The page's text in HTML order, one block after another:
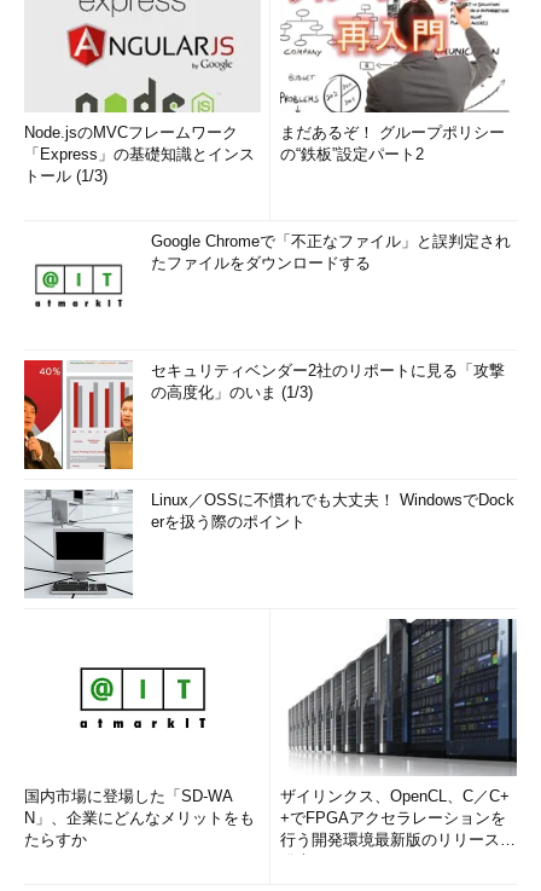
DestinationPath＜変換後ファイル名＞ .vhdx
Windows PowerShell用Hyper-Vモジュールをインストール
しておけば、PowerShellコマンドでVHD形式からVHDX形式
に変換できる。複数のVHDファイルを変換したいような場合
は、PowerShellコマンドを利用すると手早く行える。
（2）変換中は、画面のように処理状況がパーセント表示
で示される。
「-DeleteSource」オプションを付けると、VHDXファイルへ
の変換後、自動的にVHDファイルが削除される。また
PowerShellコマンドを使えば、ブロック・サイズを1M～
256Mbytesの間で変更できる（デフォルトでは動的ディスクが
32Mbytes、差分ディスクが2Mbytes）。そのほかのオプション
変換中、Hyper-Vプラットフォームを実行するPCのディスク
I/Oは、ほぼ100％の負荷となる。そのため、ほかのタスクの実行
に影響が出ることがあるので、まとめて変換作業を行う際などに
は実行時間などに注意した方がよいだろう。
■この記事と関連性の高い別の記事
Windows Server 2008にHyper-Vをインストールする
Node.jsのMVCフレームワーク
「Express」の基礎知識とインス
トール (1/3)
まだあるぞ！ グループポリシー
の“鉄板”設定パート2
Google Chromeで「不正なファイル」と誤判定され
たファイルをダウンロードする
セキュリティベンダー2社のリポートに見る「攻撃
の高度化」のいま (1/3)
Linux／OSSに不慣れでも大丈夫！ WindowsでDock
erを扱う際のポイント
国内市場に登場した「SD-WA
N」、企業にどんなメリットをも
たらすか
ザイリンクス、OpenCL、C／C+
+でFPGAアクセラレーションを
行う開発環境最新版のリリースを